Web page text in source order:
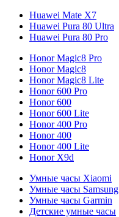
Huawei Mate X7
Huawei Pura 80 Ultra
Huawei Pura 80 Pro
Honor Magic8 Pro
Honor Magic8
Honor Magic8 Lite
Honor 600 Pro
Honor 600
Honor 600 Lite
Honor 400 Pro
Honor 400
Honor 400 Lite
Honor X9d
Умные часы Xiaomi
Умные часы Samsung
Умные часы Garmin
Детские умные часы